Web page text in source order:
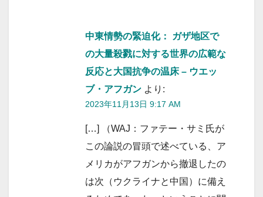
中東情勢の緊迫化： ガザ地区で
の大量殺戮に対する世界の広範な
反応と大国抗争の温床 – ウエッ
ブ・アフガン より:
2023年11月13日 9:17 AM
[…] （WAJ：ファテー・サミ氏が
この論説の冒頭で述べている、ア
メリカがアフガンから撤退したの
は次（ウクライナと中国）に備え